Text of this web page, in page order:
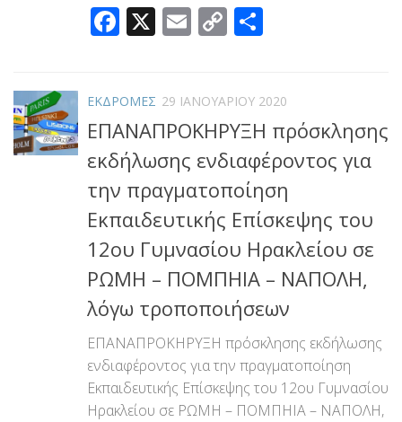
Facebook
X Email
Copy
ΕΚΔΡΟΜΕΣ 29 ΙΑΝΟΥΑΡΊΟΥ 2020
ΕΠΑΝΑΠΡΟΚΗΡΥΞΗ πρόσκλησης
εκδήλωσης ενδιαφέροντος για
την πραγματοποίηση
Εκπαιδευτικής Επίσκεψης του
12ου Γυμνασίου Ηρακλείου σε
ΡΩΜΗ – ΠΟΜΠΗΙΑ – ΝΑΠΟΛΗ,
λόγω τροποποιήσεων
ΕΠΑΝΑΠΡΟΚΗΡΥΞΗ πρόσκλησης εκδήλωσης
ενδιαφέροντος για την πραγματοποίηση
Εκπαιδευτικής Επίσκεψης του 12ου Γυμνασίου
Ηρακλείου σε ΡΩΜΗ – ΠΟΜΠΗΙΑ – ΝΑΠΟΛΗ,